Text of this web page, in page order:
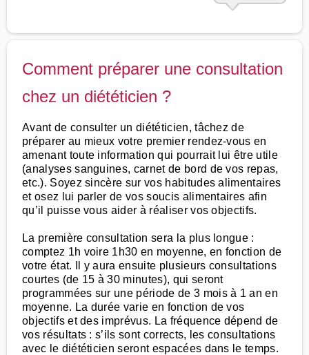
Comment préparer une consultation
chez un diététicien ?
Avant de consulter un diététicien, tâchez de
préparer au mieux votre premier rendez-vous en
amenant toute information qui pourrait lui être utile
(analyses sanguines, carnet de bord de vos repas,
etc.). Soyez sincère sur vos habitudes alimentaires
et osez lui parler de vos soucis alimentaires afin
qu’il puisse vous aider à réaliser vos objectifs.
La première consultation sera la plus longue :
comptez 1h voire 1h30 en moyenne, en fonction de
votre état. Il y aura ensuite plusieurs consultations
courtes (de 15 à 30 minutes), qui seront
programmées sur une période de 3 mois à 1 an en
moyenne. La durée varie en fonction de vos
objectifs et des imprévus. La fréquence dépend de
vos résultats : s’ils sont corrects, les consultations
avec le diététicien seront espacées dans le temps.